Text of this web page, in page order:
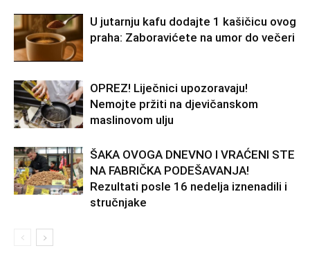
U jutarnju kafu dodajte 1 kašičicu ovog
praha: Zaboravićete na umor do večeri
OPREZ! Liječnici upozoravaju!
Nemojte pržiti na djevičanskom
maslinovom ulju
ŠAKA OVOGA DNEVNO I VRAĆENI STE
NA FABRIČKA PODEŠAVANJA!
Rezultati posle 16 nedelja iznenadili i
stručnjake